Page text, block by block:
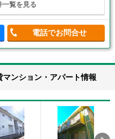
一覧を見る
電話でお問合せ
マンション・アパート情報